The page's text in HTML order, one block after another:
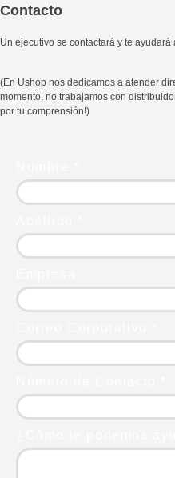
Contacto
Un ejecutivo se contactará y te ayudará
(En Ushop nos dedicamos a atender
momento, no trabajamos con
por tu comprensión!)